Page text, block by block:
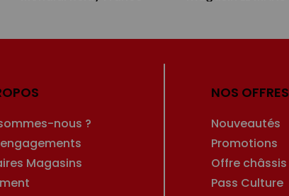
nous ?
Magasins
NOS OFFRES
Nouveautés
Promotions
Offre châssis
Pass Culture